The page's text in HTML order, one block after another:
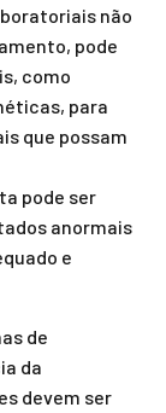
não
pode
como
para
que possam
pode ser
anormais
e
de
da
devem ser